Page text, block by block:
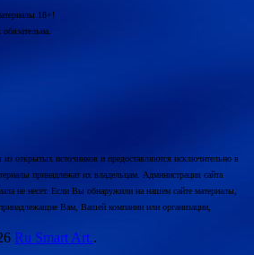
18+!
из открытых источников и предоставляются исключительно в
принадлежат их владельцам. Администрация сайта
не несет. Если Вы обнаружили на нашем сайте материалы,
Вам, Вашей компании или организации,
Ru Smart Art..